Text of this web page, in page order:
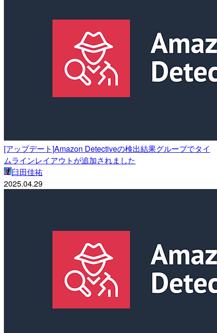
[アップデート]Amazon Detectiveの検出結果グループでタイ
ムラインレイアウトが追加されました
臼田佳祐
2025.04.29